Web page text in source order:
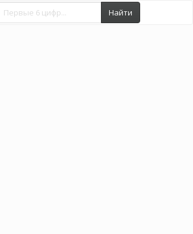
Найти